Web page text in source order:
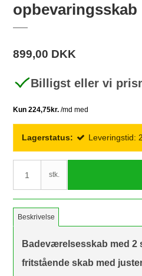
opbevaringsskab
899,00 DKK
Billigst eller vi
Lagerstatus: Leveringstid:
stk.
Beskrivelse
Badeværelsesskab med 2
fritstående skab med